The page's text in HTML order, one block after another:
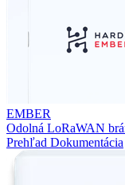
EMBER
Odolná LoRaWAN
Prehľad Dokumentácia